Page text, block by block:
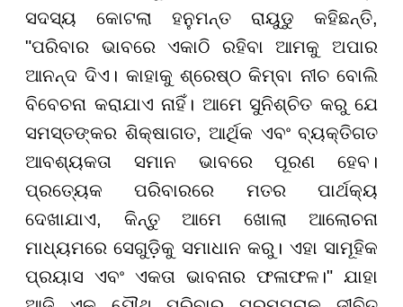
ସଦସ୍ୟ କୋଟଲା ହନୁମନ୍ତ ରାୟୁଡୁ କହିଛନ୍ତି,
"ପରିବାର ଭାବରେ ଏକାଠି ରହିବା ଆମକୁ ଅପାର
ଆନନ୍ଦ ଦିଏ। କାହାକୁ ଶ୍ରେଷ୍ଠ କିମ୍ବା ନୀଚ ବୋଲି
ବିବେଚନା କରାଯାଏ ନାହିଁ। ଆମେ ସୁନିଶ୍ଚିତ କରୁ ଯେ
ସମସ୍ତଙ୍କର ଶିକ୍ଷାଗତ, ଆର୍ଥିକ ଏବଂ ବ୍ୟକ୍ତିଗତ
ଆବଶ୍ୟକତା ସମାନ ଭାବରେ ପୂରଣ ହେବ।
ପ୍ରତ୍ୟେକ ପରିବାରରେ ମତର ପାର୍ଥକ୍ୟ
ଦେଖାଯାଏ, କିନ୍ତୁ ଆମେ ଖୋଲା ଆଲୋଚନା
ମାଧ୍ୟମରେ ସେଗୁଡ଼ିକୁ ସମାଧାନ କରୁ। ଏହା ସାମୂହିକ
ପ୍ରୟାସ ଏବଂ ଏକତା ଭାବନାର ଫଳାଫଳ।" ଯାହା